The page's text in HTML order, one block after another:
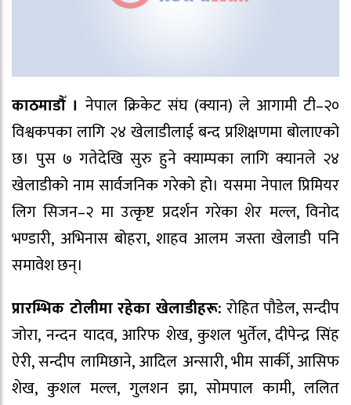
काठमाडौँ । नेपाल क्रिकेट संघ (क्यान) ले आगामी टी–२०
विश्वकपका लागि २४ खेलाडीलाई बन्द प्रशिक्षणमा बोलाएको
छ। पुस ७ गतेदेखि सुरु हुने क्याम्पका लागि क्यानले २४
खेलाडीको नाम सार्वजनिक गरेको हो। यसमा नेपाल प्रिमियर
लिग सिजन–२ मा उत्कृष्ट प्रदर्शन गरेका शेर मल्ल, विनोद
भण्डारी, अभिनास बोहरा, शाहव आलम जस्ता खेलाडी पनि
समावेश छन्।
प्रारम्भिक टोलीमा रहेका खेलाडीहरू: रोहित पौडेल, सन्दीप
जोरा, नन्दन यादव, आरिफ शेख, कुशल भुर्तेल, दीपेन्द्र सिंह
ऐरी, सन्दीप लामिछाने, आदिल अन्सारी, भीम सार्की, आसिफ
शेख, कुशल मल्ल, गुलशन झा, सोमपाल कामी, ललित